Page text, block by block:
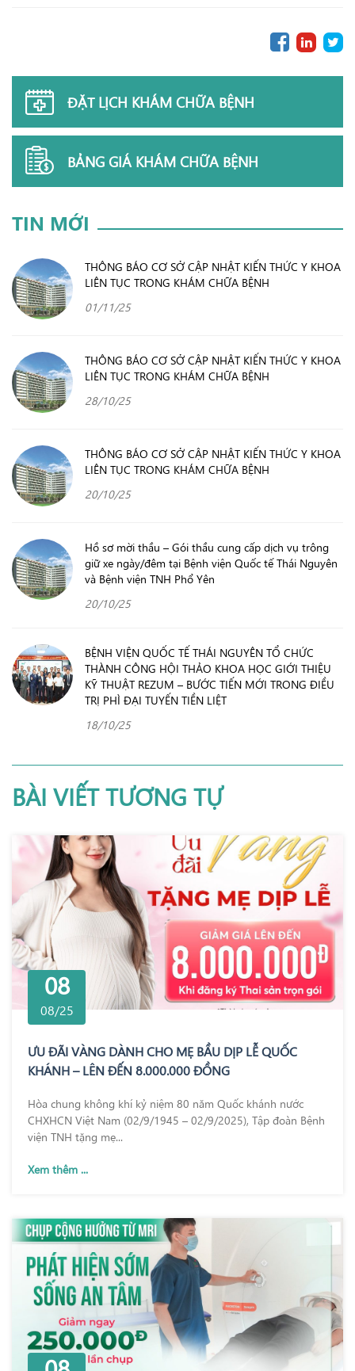
ĐẶT LỊCH KHÁM CHỮA BỆNH
BẢNG GIÁ KHÁM CHỮA BỆNH
TIN MỚI
THÔNG BÁO CƠ SỞ CẬP NHẬT KIẾN THỨC Y KHOA
LIÊN TỤC TRONG KHÁM CHỮA BỆNH
01/11/25
THÔNG BÁO CƠ SỞ CẬP NHẬT KIẾN THỨC Y KHOA
LIÊN TỤC TRONG KHÁM CHỮA BỆNH
28/10/25
THÔNG BÁO CƠ SỞ CẬP NHẬT KIẾN THỨC Y KHOA
LIÊN TỤC TRONG KHÁM CHỮA BỆNH
20/10/25
Hồ sơ mời thầu – Gói thầu cung cấp dịch vụ trông
giữ xe ngày/đêm tại Bệnh viện Quốc tế Thái Nguyên
và Bệnh viện TNH Phổ Yên
20/10/25
BỆNH VIỆN QUỐC TẾ THÁI NGUYÊN TỔ CHỨC
THÀNH CÔNG HỘI THẢO KHOA HỌC GIỚI THIỆU
KỸ THUẬT REZUM – BƯỚC TIẾN MỚI TRONG ĐIỀU
TRỊ PHÌ ĐẠI TUYẾN TIỀN LIỆT
18/10/25
BÀI VIẾT TƯƠNG TỰ
08
08/25
ƯU ĐÃI VÀNG DÀNH CHO MẸ BẦU DỊP LỄ QUỐC
KHÁNH – LÊN ĐẾN 8.000.000 ĐỒNG
Hòa chung không khí kỷ niệm 80 năm Quốc khánh nước
CHXHCN Việt Nam (02/9/1945 – 02/9/2025), Tập đoàn Bệnh
viện TNH tặng mẹ...
Xem thêm ...